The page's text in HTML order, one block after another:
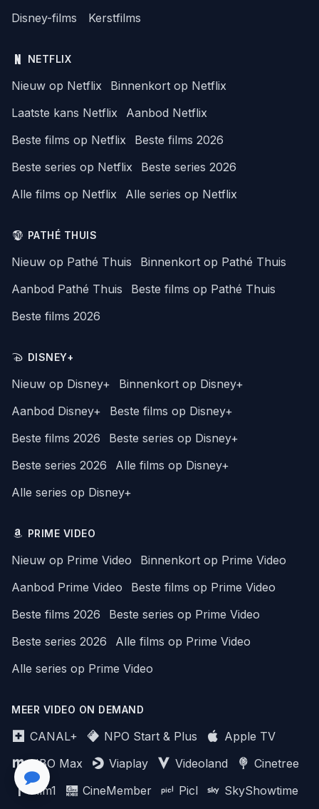
Disney-films
Kerstfilms
NETFLIX
Nieuw op Netflix
Binnenkort op Netflix
Laatste kans Netflix
Aanbod Netflix
Beste films op Netflix
Beste films 2026
Beste series op Netflix
Beste series 2026
Alle films op Netflix
Alle series op Netflix
PATHÉ THUIS
Nieuw op Pathé Thuis
Binnenkort op Pathé Thuis
Aanbod Pathé Thuis
Beste films op Pathé Thuis
Beste films 2026
DISNEY+
Nieuw op Disney+
Binnenkort op Disney+
Aanbod Disney+
Beste films op Disney+
Beste films 2026
Beste series op Disney+
Beste series 2026
Alle films op Disney+
Alle series op Disney+
PRIME VIDEO
Nieuw op Prime Video
Binnenkort op Prime Video
Aanbod Prime Video
Beste films op Prime Video
Beste films 2026
Beste series op Prime Video
Beste series 2026
Alle films op Prime Video
Alle series op Prime Video
MEER VIDEO ON DEMAND
CANAL+ NPO Start & Plus
Apple TV
HBO Max
Viaplay Videoland
Cinetree
Film1
CineMember Picl SkyShowtime